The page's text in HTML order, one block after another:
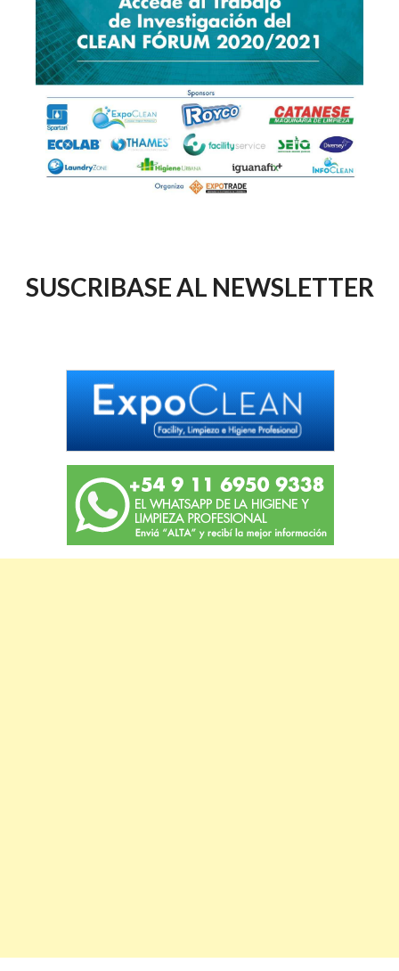
SUSCRIBASE AL NEWSLETTER